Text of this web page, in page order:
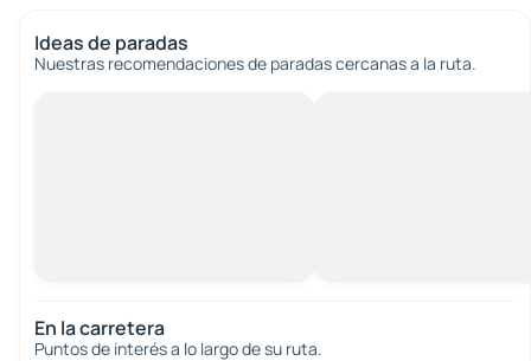
Ideas de paradas
Nuestras recomendaciones de paradas cercanas a la ruta.
En la carretera
Puntos de interés a lo largo de su ruta.